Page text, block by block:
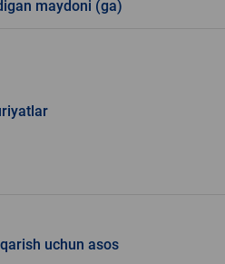
maydoni (ga)
uchun asos